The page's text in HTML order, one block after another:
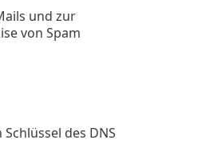
und zur
von Spam
des DNS